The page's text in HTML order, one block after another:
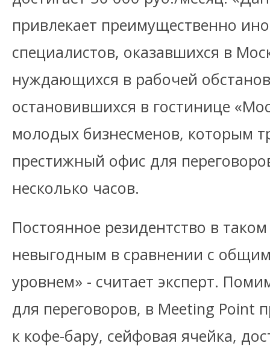
привлекает преимущественно
специалистов, оказавшихся в
нуждающихся в рабочей
остановившихся в гостинице
молодых бизнесменов, которым
престижный офис для
несколько часов.
Постоянное резидентство в
невыгодным в сравнении с
уровнем» - считает эксперт.
для переговоров, в Meeting Point
к кофе-бару, сейфовая ячейка,